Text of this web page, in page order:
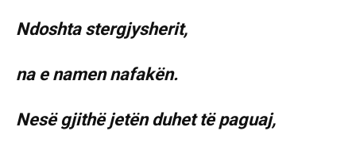
Ndoshta stergjysherit,
na e namen nafakën.
Nesë gjithë jetën duhet të paguaj,